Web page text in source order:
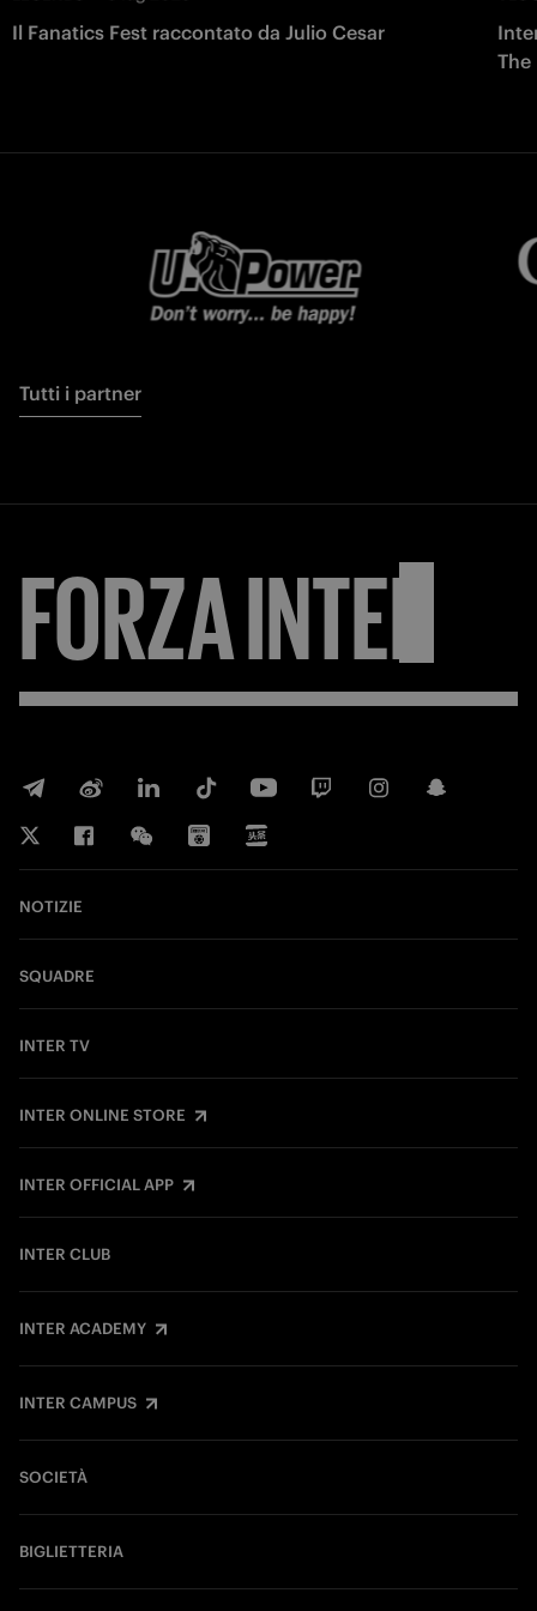
Il Fanatics Fest raccontato da Julio Cesar
The
Tutti i partner
FORZAINTER
NOTIZIE
SQUADRE
INTER TV
INTER ONLINE STORE
INTER OFFICIAL APP
INTER CLUB
INTER ACADEMY
INTER CAMPUS
SOCIETÀ
BIGLIETTERIA